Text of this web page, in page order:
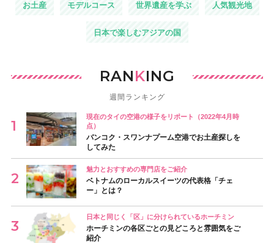
お土産 モデルコース 世界遺産を学ぶ 人気観光地
日本で楽しむアジアの国
RANKING
週間ランキング
現在のタイの空港の様子をリポート（2022年4月時
点）
バンコク・スワンナプーム空港でお土産探しを
してみた
魅力とおすすめの専門店をご紹介
ベトナムのローカルスイーツの代表格「チェ
ー」とは？
日本と同じく「区」に分けられているホーチミン
ホーチミンの各区ごとの見どころと雰囲気をご
紹介